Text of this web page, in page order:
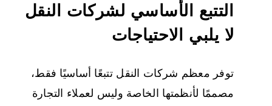
التتبع الأساسي لشركات النقل
لا يلبي الاحتياجات
توفر معظم شركات النقل تتبعًا أساسيًا فقط،
مصممًا لأنظمتها الخاصة وليس لعملاء التجارة